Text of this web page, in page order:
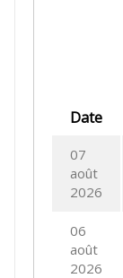
Date
07
août
2026
06
août
2026